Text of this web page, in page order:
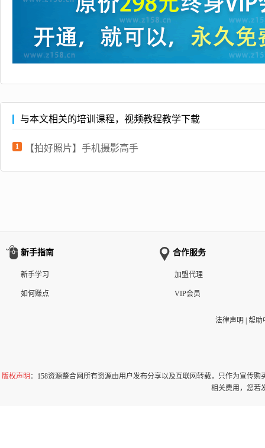
与本文相关的培训课程，视频教程教学下载
1 【拍好照片】手机摄影高手
新手指南
新手学习
如何赚点
合作服务
加盟代理
VIP会员
法律声明 帮助
版权声明 ：158资源整合网所有资源由用户发布分享以及互联网转载，只作为宣传
相关费用，您若